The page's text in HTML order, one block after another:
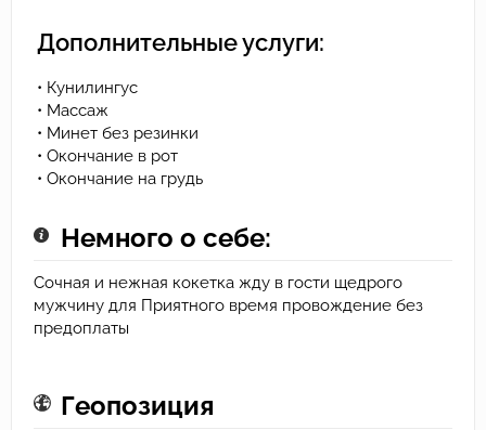
Дополнительные услуги:
• Кунилингус
• Массаж
• Минет без резинки
• Окончание в рот
• Окончание на грудь
Немного о себе:
Сочная и нежная кокетка жду в гости щедрого
мужчину для Приятного время провождение без
предоплаты
Геопозиция